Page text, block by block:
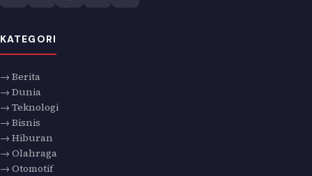
KATEGORI
→ Berita
→ Dunia
→ Teknologi
→ Bisnis
→ Hiburan
→ Olahraga
→ Otomotif